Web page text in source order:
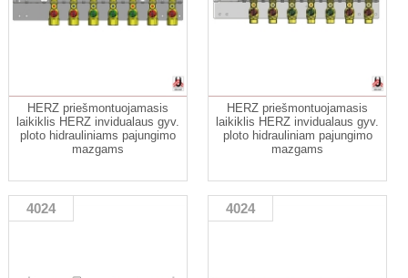
HERZ priešmontuojamasis
laikiklis HERZ invidualaus gyv.
ploto hidrauliniams pajungimo
mazgams
HERZ priešmontuojamasis
laikiklis HERZ invidualaus gyv.
ploto hidrauliniam pajungimo
mazgams
4024 4024